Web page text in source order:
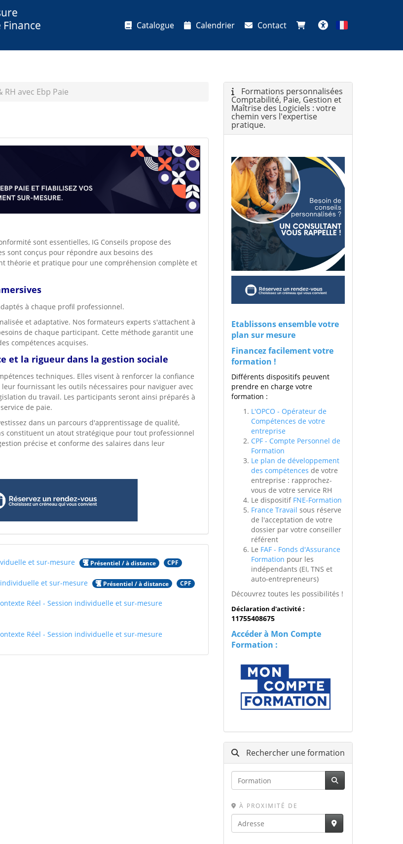
Catalogue Calendrier
Contact
Français
avec Ebp Paie
sont essentielles, IG Conseils propose des
sont conçus pour répondre aux besoins des
théorie et pratique pour une compréhension complète et
à chaque profil professionnel.
et adaptative. Nos formateurs experts s'attachent à
de chaque participant. Cette méthode garantit une
compétences acquises.
et la rigueur dans la gestion sociale
techniques. Elles visent à renforcer la confiance
fournissant les outils nécessaires pour naviguer avec
du travail. Les participants seront ainsi préparés à
de paie.
dans un parcours d'apprentissage de qualité,
constituent un atout stratégique pour tout professionnel
précise et conforme des salaires dans leur
et sur-mesure Présentiel / à distance CPF
et sur-mesure Présentiel / à distance CPF
Réel - Session individuelle et sur-mesure
Réel - Session individuelle et sur-mesure
Formations personnalisées
Comptabilité, Paie, Gestion et
Maîtrise des Logiciels : votre
chemin vers l'expertise
pratique.
Etablissons ensemble votre
plan sur mesure
Financez facilement votre
formation !
Différents dispositifs peuvent
prendre en charge votre
formation :
L'OPCO - Opérateur de
Compétences de votre
entreprise
CPF - Compte Personnel de
Formation
Le plan de développement
des compétences de votre
entreprise : rapprochez-
vous de votre service RH
Le dispositif FNE-Formation
France Travail sous réserve
de l'acceptation de votre
dossier par votre conseiller
référent
Le FAF - Fonds d'Assurance
Formation pour les
indépendants (EI, TNS et
auto-entrepreneurs)
Découvrez toutes les possibilités !
Déclaration d'activité :
11755408675
Accéder à Mon Compte
Formation :
Rechercher une formation
À PROXIMITÉ DE